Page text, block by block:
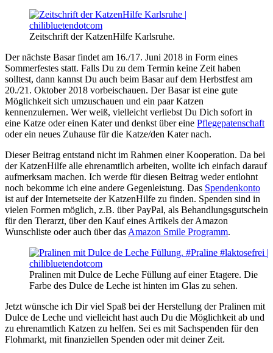
Zeitschrift der KatzenHilfe Karlsruhe.
Der nächste Basar findet am 16./17. Juni 2018 in Form eines
Sommerfestes statt. Falls Du zu dem Termin keine Zeit haben
solltest, dann kannst Du auch beim Basar auf dem Herbstfest am
20./21. Oktober 2018 vorbeischauen. Der Basar ist eine gute
Möglichkeit sich umzuschauen und ein paar Katzen
kennenzulernen. Wer weiß, vielleicht verliebst Du Dich sofort in
eine Katze oder einen Kater und denkst über eine Pflegepatenschaft
oder ein neues Zuhause für die Katze/den Kater nach.
Dieser Beitrag entstand nicht im Rahmen einer Kooperation. Da bei
der KatzenHilfe alle ehrenamtlich arbeiten, wollte ich einfach darauf
aufmerksam machen. Ich werde für diesen Beitrag weder entlohnt
noch bekomme ich eine andere Gegenleistung. Das Spendenkonto
ist auf der Internetseite der KatzenHilfe zu finden. Spenden sind in
vielen Formen möglich, z.B. über PayPal, als Behandlungsgutschein
für den Tierarzt, über den Kauf eines Artikels der Amazon
Wunschliste oder auch über dasAmazon Smile Programm.
Pralinen mit Dulce de Leche Füllung auf einer Etagere. Die
Farbe des Dulce de Leche ist hinten im Glas zu sehen.
Jetzt wünsche ich Dir viel Spaß bei der Herstellung der Pralinen mit
Dulce de Leche und vielleicht hast auch Du die Möglichkeit ab und
zu ehrenamtlich Katzen zu helfen. Sei es mit Sachspenden für den
Flohmarkt, mit finanziellen Spenden oder mit deiner Zeit.